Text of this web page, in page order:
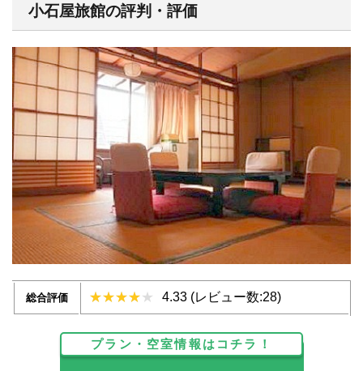
小石屋旅館の評判・評価
総合評価 4.33 (レビュー数:28)
プラン・空室情報はコチラ！